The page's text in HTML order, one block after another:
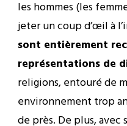
les hommes (les
jeter un coup d’œil à
sont entièrement
représentations de
religions, entouré de
environnement trop
de près. De plus,